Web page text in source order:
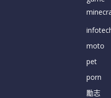
moto
pet
porn
勵志